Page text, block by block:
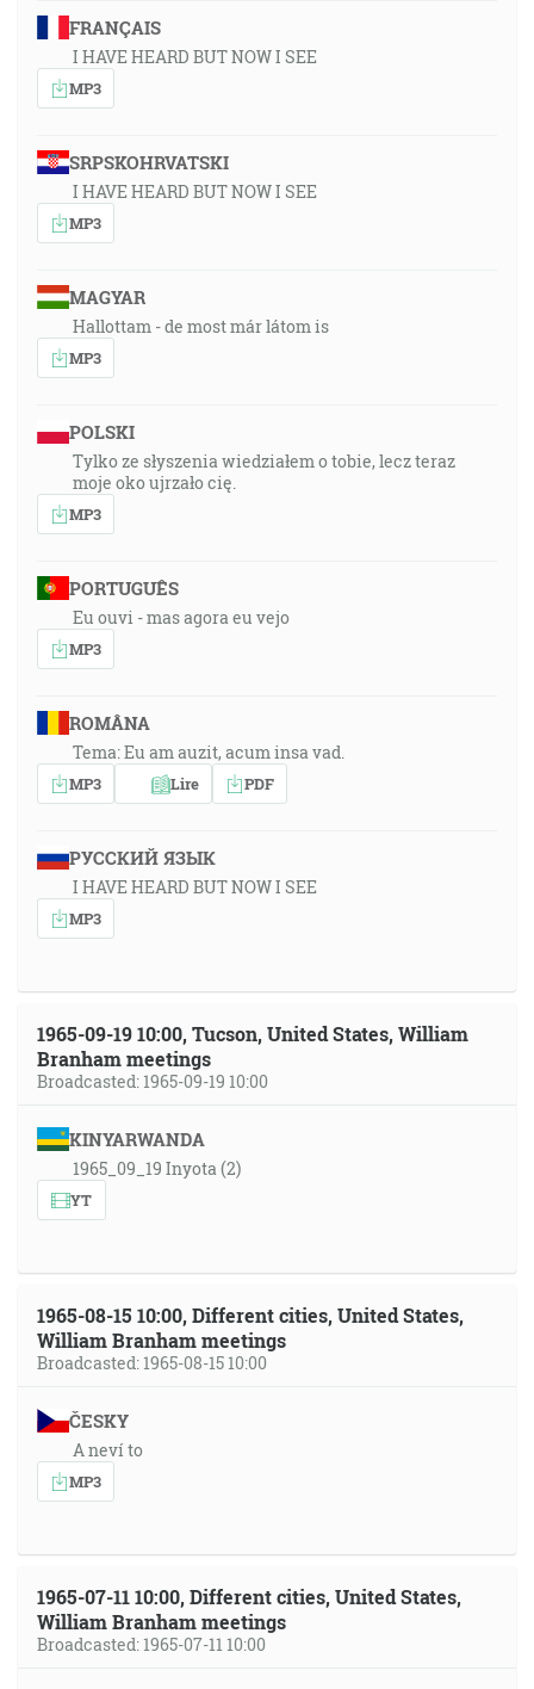
FRANÇAIS
I HAVE HEARD BUT NOW I SEE
MP3
SRPSKOHRVATSKI
I HAVE HEARD BUT NOW I SEE
MP3
MAGYAR
Hallottam - de most már látom is
MP3
POLSKI
Tylko ze słyszenia wiedziałem o tobie, lecz teraz
moje oko ujrzało cię.
MP3
PORTUGUÊS
Eu ouvi - mas agora eu vejo
MP3
ROMÂNA
Tema: Eu am auzit, acum insa vad.
MP3 Lire PDF
РУССКИЙ ЯЗЫК
I HAVE HEARD BUT NOW I SEE
MP3
1965-09-19 10:00, Tucson, United States, William
Branham meetings
Broadcasted: 1965-09-19 10:00
KINYARWANDA
1965_09_19 Inyota (2)
YT
1965-08-15 10:00, Different cities, United States,
William Branham meetings
Broadcasted: 1965-08-15 10:00
ČESKY
A neví to
MP3
1965-07-11 10:00, Different cities, United States,
William Branham meetings
Broadcasted: 1965-07-11 10:00